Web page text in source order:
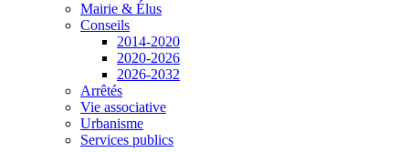
Mairie & Élus
Conseils
2014-2020
2020-2026
2026-2032
Arrêtés
Vie associative
Urbanisme
Services publics